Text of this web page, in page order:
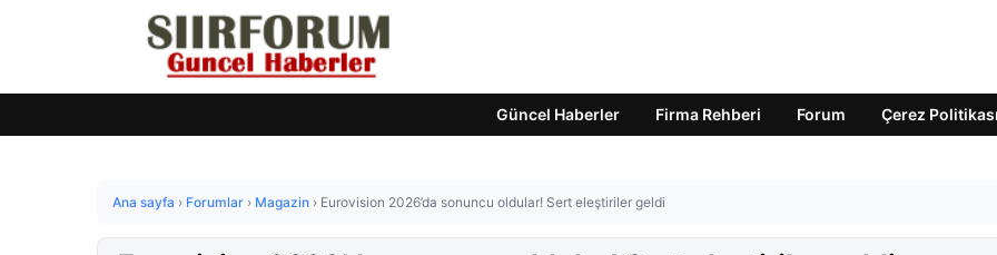
Güncel Haberler Firma Rehberi Forum Çerez Politikası
Ana sayfa › Forumlar › Magazin › Eurovision 2026’da sonuncu oldular! Sert eleştiriler geldi